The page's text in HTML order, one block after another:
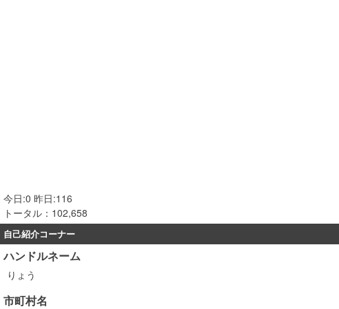
今日:0 昨日:116
トータル：102,658
自己紹介コーナー
ハンドルネーム
りょう
市町村名